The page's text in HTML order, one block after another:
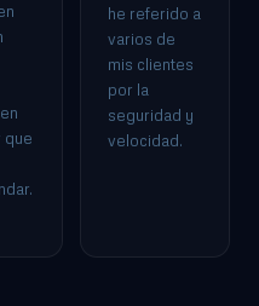
que
he referido a
varios de
mis clientes
por la
seguridad y
velocidad.